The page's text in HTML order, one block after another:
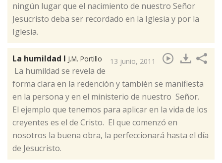
ningún lugar que el nacimiento de nuestro Señor
Jesucristo deba ser recordado en la Iglesia y por la
Iglesia.
La humildad I J.M. Portillo 13 junio, 2011
La humildad se revela de
forma clara en la redención y también se manifiesta
en la persona y en el ministerio de nuestro Señor. ​
El ejemplo que tenemos para aplicar en la vida de los
creyentes es el de Cristo. El que comenzó en
nosotros la buena obra, la perfeccionará hasta el día
de Jesucristo.